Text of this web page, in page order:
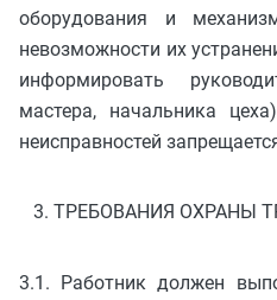
оборудования и
невозможности их
информировать
мастера, начальника
неисправностей
3. ТРЕБОВАНИЯ ОХРАНЫ
3.1. Работник должен